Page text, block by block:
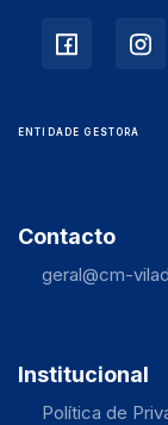
ENTIDADE GESTORA
Contacto
geral@cm-
Institucional
Política de